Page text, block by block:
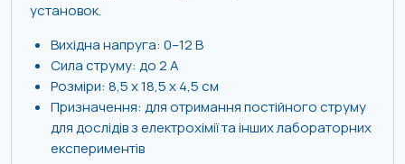
установок.
Вихідна напруга: 0–12 В
Сила струму: до 2 А
Розміри: 8,5 х 18,5 х 4,5 см
Призначення: для отримання постійного струму
для дослідів з електрохімії та інших лабораторних
експериментів